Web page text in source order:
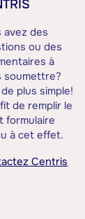
avez des
ou des
à
soumettre?
plus simple!
de remplir le
formulaire
à cet effet.
Centris